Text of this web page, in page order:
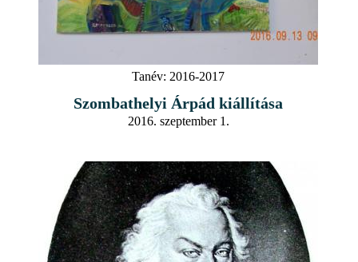
Tanév: 2016-2017
Szombathelyi Árpád kiállítása
2016. szeptember 1.